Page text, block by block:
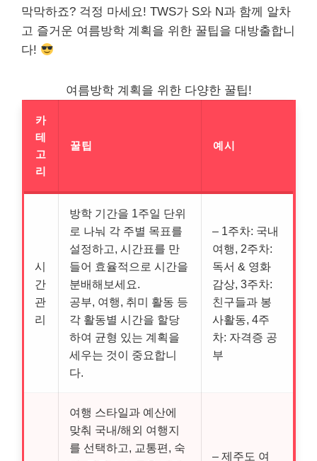
막막하죠? 걱정 마세요! TWS가 S와 N과 함께 알차
고 즐거운 여름방학 계획을 위한 꿀팁을 대방출합니
다!
여름방학 계획을 위한 다양한 꿀팁!
카
테
고
리
꿀팁 예시
시
간
관
리
방학 기간을 1주일 단위
로 나눠 각 주별 목표를
설정하고, 시간표를 만
들어 효율적으로 시간을
분배해보세요.
공부, 여행, 취미 활동 등
각 활동별 시간을 할당
하여 균형 있는 계획을
세우는 것이 중요합니
다.
– 1주차: 국내
여행, 2주차:
독서 & 영화
감상, 3주차:
친구들과 봉
사활동, 4주
차: 자격증 공
부
여행 스타일과 예산에
맞춰 국내/해외 여행지
를 선택하고, 교통편, 숙
– 제주도 여